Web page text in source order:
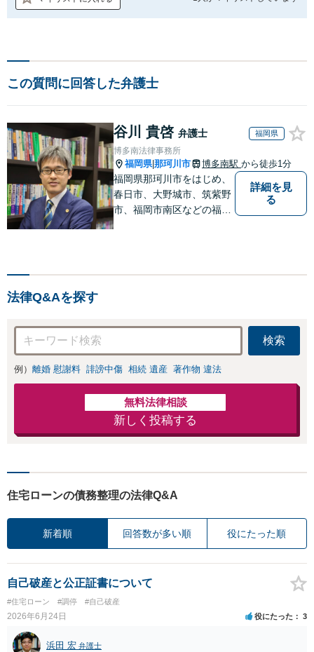
この質問に回答した弁護士
谷川 貴啓 弁護士 福岡県
博多南法律事務所
福岡県|那珂川市 博多南駅 から徒歩1分
福岡県那珂川市をはじめ、
春日市、大野城市、筑紫野
市、福岡市南区などの福岡
詳細を見
る
法律Q&Aを探す
検索
例） 離婚 慰謝料 誹謗中傷 相続 遺産 著作物 違法
無料法律相談
新しく投稿する
住宅ローンの債務整理の法律Q&A
新着順 回答数が多い順 役にたった順
自己破産と公正証書について
#住宅ローン #調停 #自己破産
2026年6月24日 役にたった 3
浜田 宏 弁護士